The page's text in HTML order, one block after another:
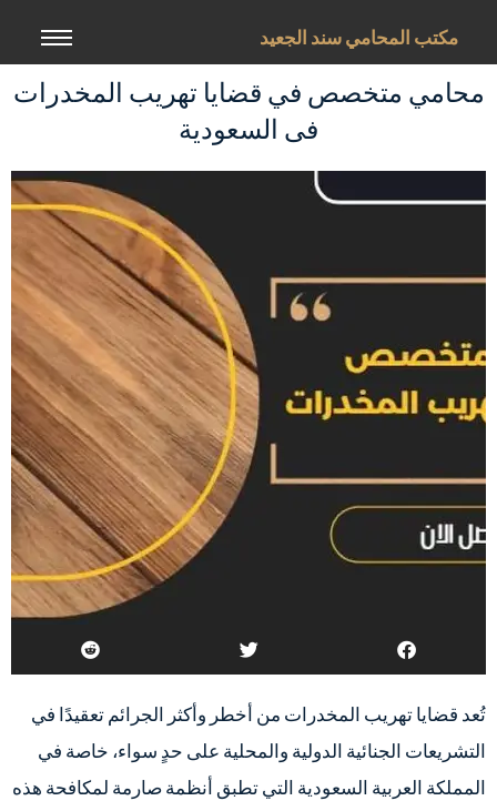
مكتب المحامي سند الجعيد
محامي متخصص في قضايا تهريب المخدرات
فى السعودية
تُعد قضايا تهريب المخدرات من أخطر وأكثر الجرائم تعقيدًا في
التشريعات الجنائية الدولية والمحلية على حدٍ سواء، خاصة في
المملكة العربية السعودية التي تطبق أنظمة صارمة لمكافحة هذه